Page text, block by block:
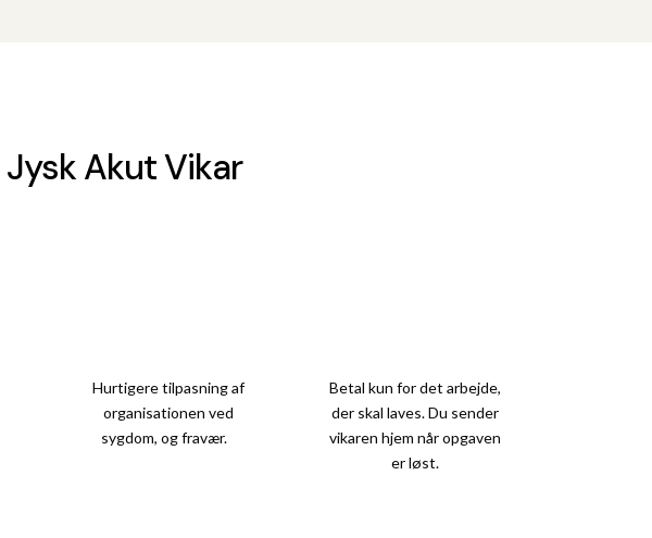
Akut Vikar
Hurtigere tilpasning af
organisationen ved
sygdom, og fravær.
Betal kun for det arbejde,
der skal laves. Du sender
vikaren hjem når opgaven
er løst.